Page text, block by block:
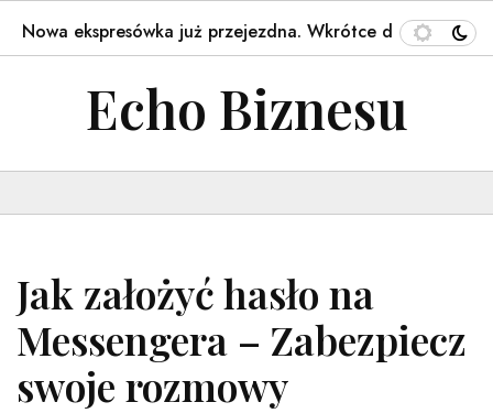
ekspresówka już przejezdna. Wkrótce dołączą kolejne
Echo Biznesu
Jak założyć hasło na
Messengera – Zabezpiecz
swoje rozmowy